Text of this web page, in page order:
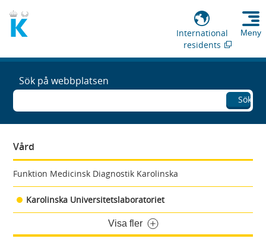
International
residents
Meny
Sök på webbplatsen
Sök
Vård
Funktion Medicinsk Diagnostik Karolinska
Karolinska Universitetslaboratoriet
Visa fler